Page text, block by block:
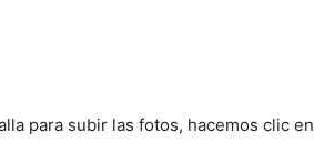
para subir las fotos, hacemos clic en